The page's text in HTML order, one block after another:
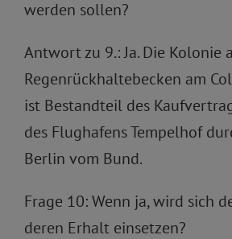
werden sollen?
Antwort zu 9.: Ja. Die Kolonie
Regenrückhaltebecken am
ist Bestandteil des
des Flughafens Tempelhof
Berlin vom Bund.
Frage 10: Wenn ja, wird sich
deren Erhalt einsetzen?